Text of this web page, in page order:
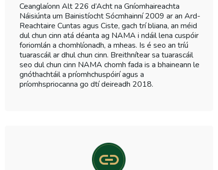
Ceanglaíonn Alt 226 d’Acht na Gníomhaireachta
Náisiúnta um Bainistíocht Sócmhainní 2009 ar an Ard-
Reachtaire Cuntas agus Ciste, gach trí bliana, an méid
dul chun cinn atá déanta ag NAMA i ndáil lena cuspóir
foriomlán a chomhlíonadh, a mheas. Is é seo an tríú
tuarascáil ar dhul chun cinn. Breithnítear sa tuarascáil
seo dul chun cinn NAMA chomh fada is a bhaineann le
gnóthachtáil a príomhchuspóirí agus a
príomhspriocanna go dtí deireadh 2018.